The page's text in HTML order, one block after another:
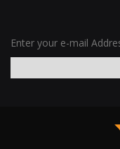
Enter your e-mail